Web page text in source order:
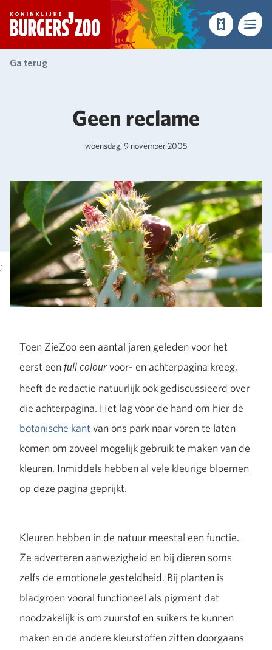
- Homepagina
TicketsMenu
Ga terug
;
Geen reclame
woensdag, 9 november 2005
Toen ZieZoo een aantal jaren geleden voor het
eerst een full colour voor- en achterpagina kreeg,
heeft de redactie natuurlijk ook gediscussieerd over
die achterpagina. Het lag voor de hand om hier de
botanische kant van ons park naar voren te laten
komen om zoveel mogelijk gebruik te maken van de
kleuren. Inmiddels hebben al vele kleurige bloemen
op deze pagina geprijkt.
Kleuren hebben in de natuur meestal een functie.
Ze adverteren aanwezigheid en bij dieren soms
zelfs de emotionele gesteldheid. Bij planten is
bladgroen vooral functioneel als pigment dat
noodzakelijk is om zuurstof en suikers te kunnen
maken en de andere kleurstoffen zitten doorgaans